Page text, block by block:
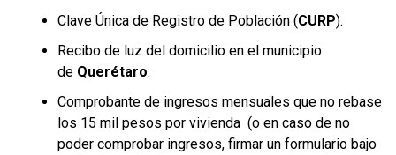
Clave Única de Registro de Población (CURP).
Recibo de luz del domicilio en el municipio
de Querétaro.
Comprobante de ingresos mensuales que no rebase
los 15 mil pesos por vivienda (o en caso de no
poder comprobar ingresos, firmar un formulario bajo